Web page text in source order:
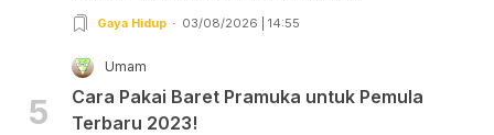
Gaya Hidup 03/08/2026 | 14:55
5
Umam
Cara Pakai Baret Pramuka untuk Pemula
Terbaru 2023!